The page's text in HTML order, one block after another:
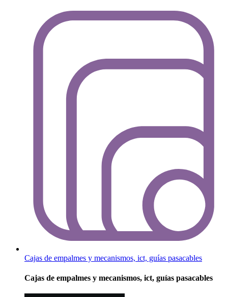
Cajas de empalmes y mecanismos, ict, guías pasacables
Cajas de empalmes y mecanismos, ict, guías pasacables